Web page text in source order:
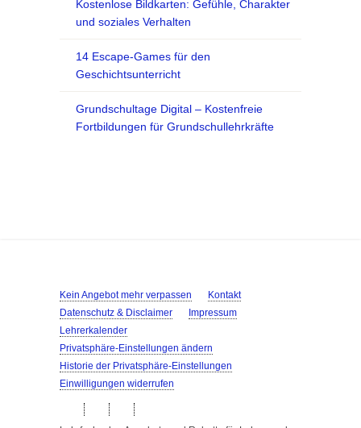
Kostenlose Bildkarten: Gefühle, Charakter
und soziales Verhalten
14 Escape-Games für den
Geschichtsunterricht
Grundschultage Digital – Kostenfreie
Fortbildungen für Grundschullehrkräfte
Kein Angebot mehr verpassen
Kontakt
Datenschutz & Disclaimer
Impressum
Lehrerkalender
Privatsphäre-Einstellungen ändern
Historie der Privatsphäre-Einstellungen
Einwilligungen widerrufen